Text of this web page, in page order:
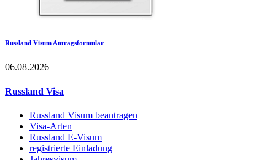
Russland Visum Antragsformular
06.08.2026
Russland Visa
Russland Visum beantragen
Visa-Arten
Russland E-Visum
registrierte Einladung